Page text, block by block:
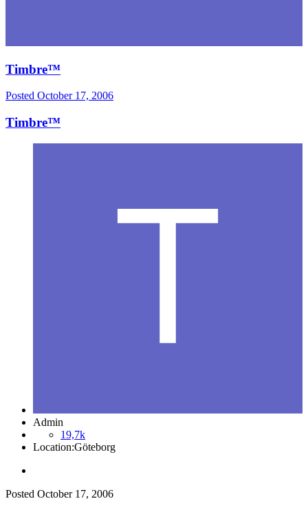
Timbre™
Posted October 17, 2006
Timbre™
Admin
19,7k
Location:Göteborg
Posted October 17, 2006